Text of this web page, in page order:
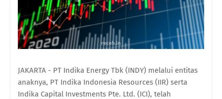
JAKARTA - PT Indika Energy Tbk (INDY) melalui entitas
anaknya, PT Indika Indonesia Resources (IIR) serta
Indika Capital Investments Pte. Ltd. (ICI), telah